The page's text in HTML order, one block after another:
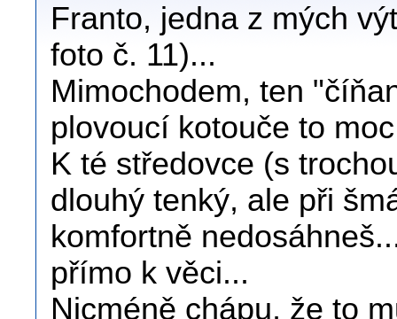
Franto, jedna z mých
foto č. 11)...
Mimochodem, ten
plovoucí kotouče to
K té středovce (s
dlouhý tenký, ale při
komfortně
přímo k věci...
Nicméně chápu, že to